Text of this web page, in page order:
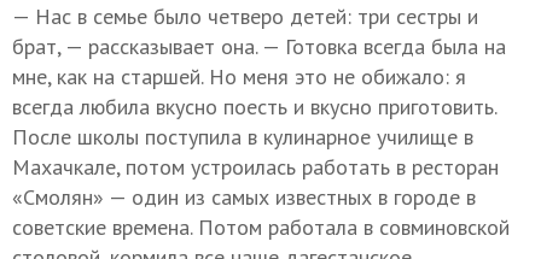
— Нас в семье было четверо детей: три сестры и
брат, — рассказывает она. — Готовка всегда была на
мне, как на старшей. Но меня это не обижало: я
всегда любила вкусно поесть и вкусно приготовить.
После школы поступила в кулинарное училище в
Махачкале, потом устроилась работать в ресторан
«Смолян» — один из самых известных в городе в
советские времена. Потом работала в совминовской